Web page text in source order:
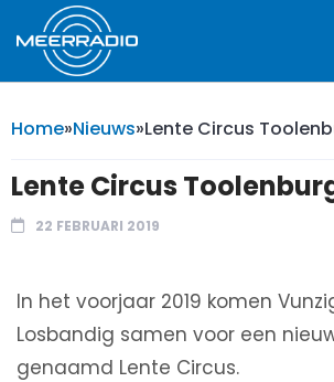
Home»Nieuws»Lente Circus
Lente Circus
22 FEBRUARI 2019
In het voorjaar 2019 komen
Losbandig samen voor een
genaamd Lente Circus.